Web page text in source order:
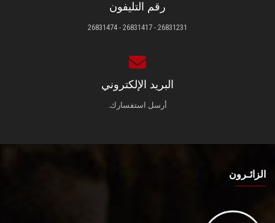
رقم التليفون
26831231 - 26831417 - 26831474
البريد الإلكتروني
أرسل استفسارك.
الزائـرون